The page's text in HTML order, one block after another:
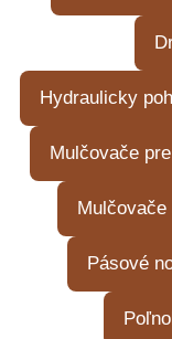
Hydraulicky
Mulčovače
Pásové